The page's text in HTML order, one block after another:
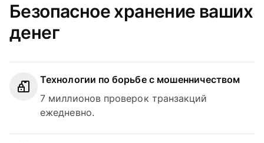
Безопасное хранение ваших
денег
Технологии по борьбе с мошенничеством
7 миллионов проверок транзакций
ежедневно.